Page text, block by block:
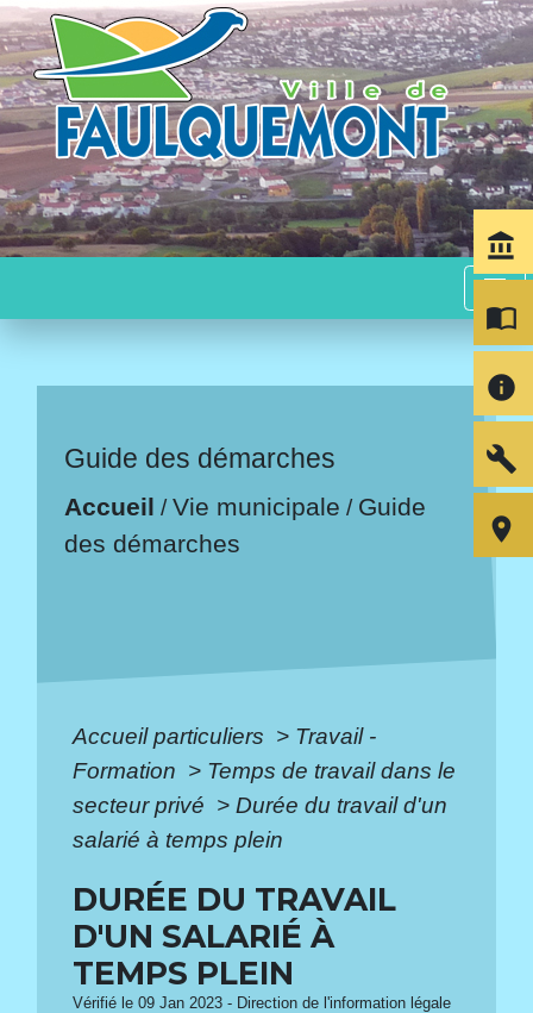
menu
Guide des démarches
Accueil /Vie municipale / Guide
des démarches
Accueil particuliers > Travail -
Formation > Temps de travail dans le
secteur privé > Durée du travail d'un
salarié à temps plein
DURÉE DU TRAVAIL
D'UN SALARIÉ À
TEMPS PLEIN
Vérifié le 09 Jan 2023 - Direction de l'information légale
account_balance
import_contacts
info
build
room